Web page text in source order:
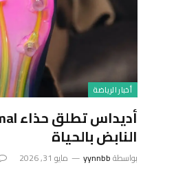
أخبار الرياضة
النابض بالحياة
بواسطةyynnbb مايو 31, 2026